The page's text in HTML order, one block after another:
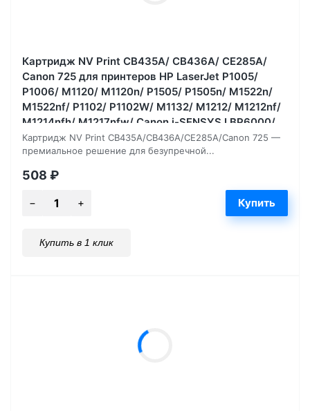
Картридж NV Print CB435A/ CB436A/ CE285A/
Canon 725 для принтеров HP LaserJet P1005/
P1006/ M1120/ M1120n/ P1505/ P1505n/ M1522n/
M1522nf/ P1102/ P1102W/ M1132/ M1212/ M1212nf/
M1214nfh/ M1217nfw/ Canon i-SENSYS LBP6000/
LBP6000B, 2000 страниц
Картридж NV Print CB435A/CB436A/CE285A/Canon 725 —
премиальное решение для безупречной...
508 ₽
Купить в 1 клик